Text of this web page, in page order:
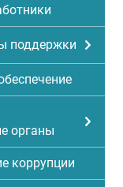
поддержки
органы
коррупции